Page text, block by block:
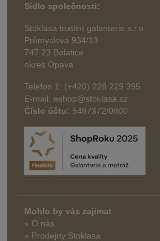
Sídlo společnosti:
Stoklasa textilní galanterie s.r.o.
Průmyslová 934/13
747 23 Bolatice
okres Opava
Telefon 1: (+420) 228 229 395
E-mail: eshop@stoklasa.cz
Číslo účtu: 5487372/0800
Mohlo by vás zajímat
» O nás
» Prodejny Stoklasa